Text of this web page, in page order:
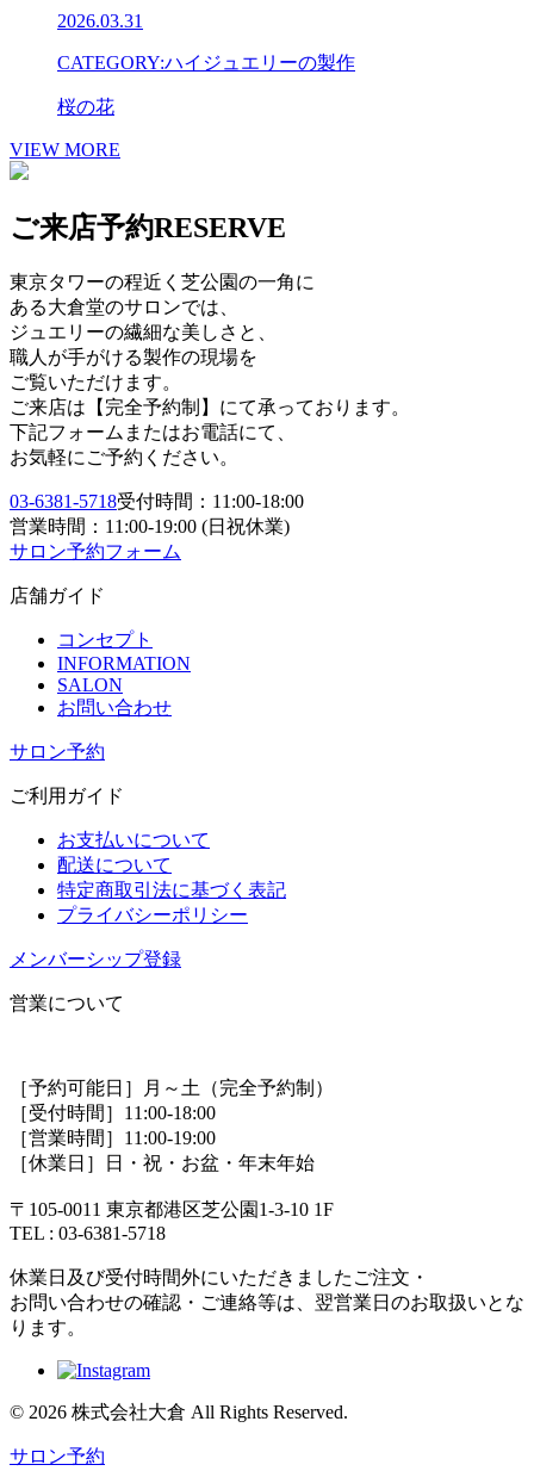
2026.03.31
CATEGORY:ハイジュエリーの製作
桜の花
VIEW MORE
ご来店予約RESERVE
東京タワーの程近く芝公園の一角に
ある大倉堂のサロンでは、
ジュエリーの繊細な美しさと、
職人が手がける製作の現場を
ご覧いただけます。
ご来店は【完全予約制】にて承っております。
下記フォームまたはお電話にて、
お気軽にご予約ください。
03-6381-5718受付時間：11:00-18:00
営業時間：11:00-19:00 (日祝休業)
サロン予約フォーム
店舗ガイド
コンセプト
INFORMATION
SALON
お問い合わせ
サロン予約
ご利用ガイド
お支払いについて
配送について
特定商取引法に基づく表記
プライバシーポリシー
メンバーシップ登録
営業について
［予約可能日］月～土（完全予約制）
［受付時間］11:00-18:00
［営業時間］11:00-19:00
［休業日］日・祝・お盆・年末年始
〒105-0011 東京都港区芝公園1-3-10 1F
TEL : 03-6381-5718
休業日及び受付時間外にいただきましたご注文・
お問い合わせの確認・ご連絡等は、翌営業日のお取扱いとな
ります。
© 2026 株式会社大倉 All Rights Reserved.
サロン予約